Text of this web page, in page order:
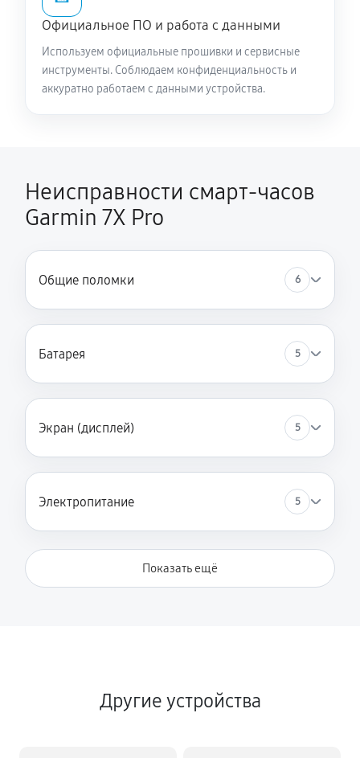
Официальное ПО и работа с данными
Используем официальные прошивки и сервисные
инструменты. Соблюдаем конфиденциальность и
аккуратно работаем с данными устройства.
Неисправности смарт-часов
Garmin 7X Pro
Общие поломки 6
Батарея 5
Экран (дисплей) 5
Электропитание 5
Показать ещё
Другие устройства